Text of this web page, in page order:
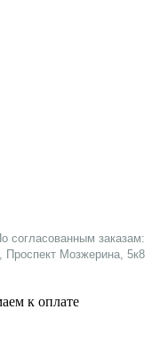
согласованным заказам:
Проспект Мозжерина, 5к8​